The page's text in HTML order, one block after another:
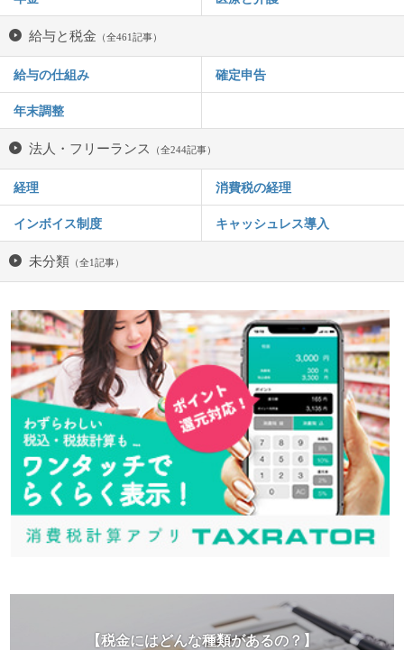
給与と税金 （全461記事）
給与の仕組み 確定申告
年末調整
法人・フリーランス （全244記事）
経理 消費税の経理
インボイス制度 キャッシュレス導入
未分類 （全1記事）
【税金にはどんな種類があるの？】